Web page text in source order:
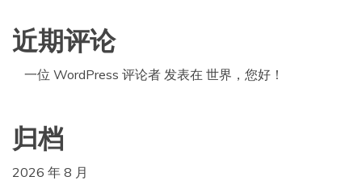
近期评论
一位 WordPress 评论者 发表在 世界，您好！
归档
2026 年 8 月